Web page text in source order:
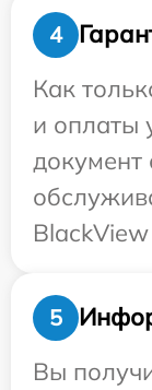
4
Как
и оплаты
документ
5
Вы